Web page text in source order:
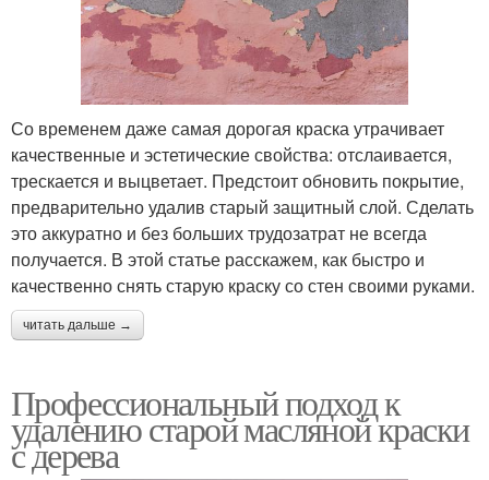
Со временем даже самая дорогая краска утрачивает
качественные и эстетические свойства: отслаивается,
трескается и выцветает. Предстоит обновить покрытие,
предварительно удалив старый защитный слой. Сделать
это аккуратно и без больших трудозатрат не всегда
получается. В этой статье расскажем, как быстро и
качественно снять старую краску со стен своими руками.
читать дальше →
Профессиональный подход к
удалению старой масляной краски
с дерева